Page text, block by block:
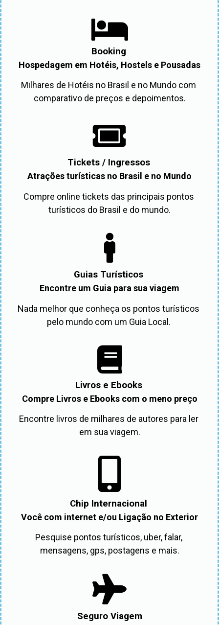
Booking
Hospedagem em Hotéis, Hostels e Pousadas
Milhares de Hotéis no Brasil e no Mundo com
comparativo de preços e depoimentos.
Tickets / Ingressos
Atrações turísticas no Brasil e no Mundo
Compre online tickets das principais pontos
turísticos do Brasil e do mundo.
Guias Turísticos
Encontre um Guia para sua viagem
Nada melhor que conheça os pontos turísticos
pelo mundo com um Guia Local.
Livros e Ebooks
Compre Livros e Ebooks com o meno preço
Encontre livros de milhares de autores para ler
em sua viagem.
Chip Internacional
Você com internet e/ou Ligação no Exterior
Pesquise pontos turísticos, uber, falar,
mensagens, gps, postagens e mais.
Seguro Viagem